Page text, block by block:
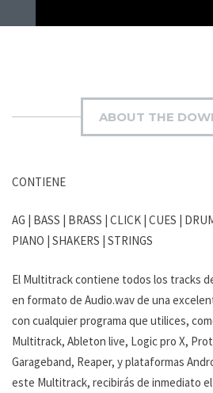
ABOUT THE
CONTIENE
AG | BASS | BRASS | CLICK | CUES |
PIANO | SHAKERS | STRINGS
El Multitrack contiene todos los tracks
en formato de Audio.wav de una
con cualquier programa que utilices,
Multitrack, Ableton live, Logic pro X,
Garageband, Reaper, y plataformas
este Multitrack, recibirás de inmediato